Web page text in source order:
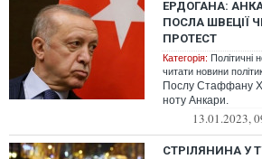
ЕРДОГАНА:
ПОСЛА ШВЕЦІЇ
ПРОТЕСТ
Категорія: Політичні
читати новини
Послу Стаффану
ноту Анкари.
13.01.2023,
СТРІЛЯНИНА У